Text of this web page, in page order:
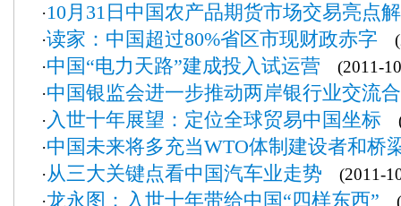
·10月31日中国农产品期货市场交易亮
·读家：中国超过80%省区市现财政赤字
·中国“电力天路”建成投入试运营 (2011-
·中国银监会进一步推动两岸银行业交流
·入世十年展望：定位全球贸易中国坐标
·中国未来将多充当WTO体制建设者和桥
·从三大关键点看中国汽车业走势 (2011-
·龙永图：入世十年带给中国“四样东西”